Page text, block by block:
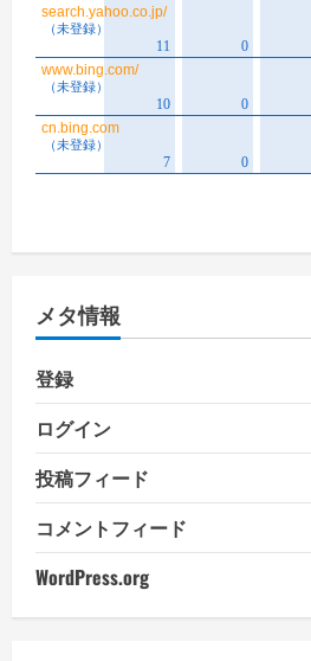
メタ情報
登録
ログイン
投稿フィード
コメントフィード
WordPress.org